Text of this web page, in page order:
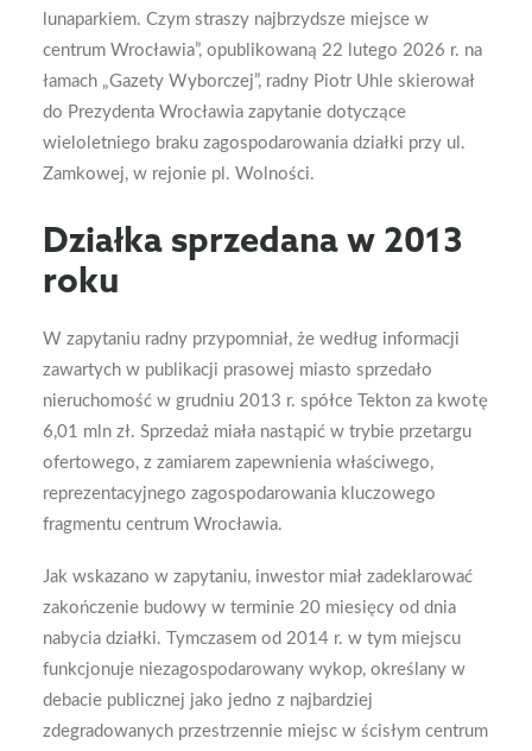
lunaparkiem. Czym straszy najbrzydsze miejsce w
centrum Wrocławia”, opublikowaną 22 lutego 2026 r. na
łamach „Gazety Wyborczej”, radny Piotr Uhle skierował
do Prezydenta Wrocławia zapytanie dotyczące
wieloletniego braku zagospodarowania działki przy ul.
Zamkowej, w rejonie pl. Wolności.
Działka sprzedana w 2013
roku
W zapytaniu radny przypomniał, że według informacji
zawartych w publikacji prasowej miasto sprzedało
nieruchomość w grudniu 2013 r. spółce Tekton za kwotę
6,01 mln zł. Sprzedaż miała nastąpić w trybie przetargu
ofertowego, z zamiarem zapewnienia właściwego,
reprezentacyjnego zagospodarowania kluczowego
fragmentu centrum Wrocławia.
Jak wskazano w zapytaniu, inwestor miał zadeklarować
zakończenie budowy w terminie 20 miesięcy od dnia
nabycia działki. Tymczasem od 2014 r. w tym miejscu
funkcjonuje niezagospodarowany wykop, określany w
debacie publicznej jako jedno z najbardziej
zdegradowanych przestrzennie miejsc w ścisłym centrum